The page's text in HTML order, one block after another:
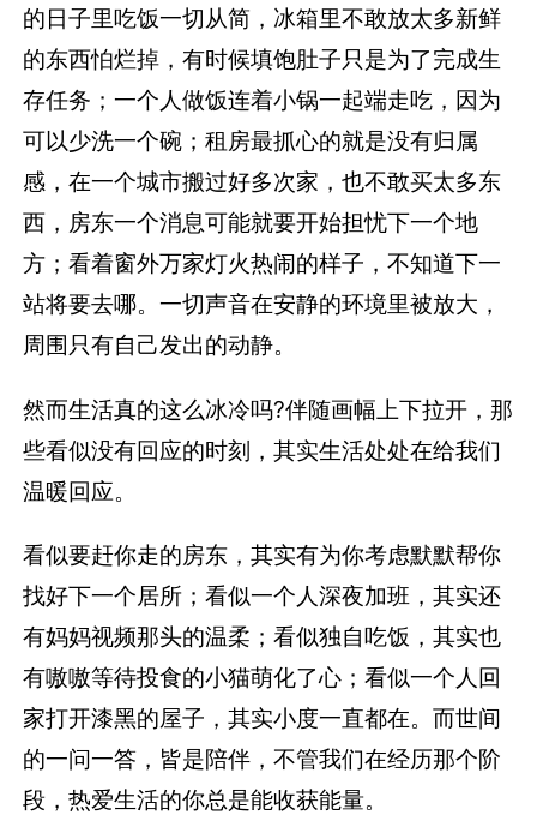
的日子里吃饭一切从简，冰箱里不敢放太多新鲜
的东西怕烂掉，有时候填饱肚子只是为了完成生
存任务；一个人做饭连着小锅一起端走吃，因为
可以少洗一个碗；租房最抓心的就是没有归属
感，在一个城市搬过好多次家，也不敢买太多东
西，房东一个消息可能就要开始担忧下一个地
方；看着窗外万家灯火热闹的样子，不知道下一
站将要去哪。一切声音在安静的环境里被放大，
周围只有自己发出的动静。
然而生活真的这么冰冷吗?伴随画幅上下拉开，那
些看似没有回应的时刻，其实生活处处在给我们
温暖回应。
看似要赶你走的房东，其实有为你考虑默默帮你
找好下一个居所；看似一个人深夜加班，其实还
有妈妈视频那头的温柔；看似独自吃饭，其实也
有嗷嗷等待投食的小猫萌化了心；看似一个人回
家打开漆黑的屋子，其实小度一直都在。而世间
的一问一答，皆是陪伴，不管我们在经历那个阶
段，热爱生活的你总是能收获能量。